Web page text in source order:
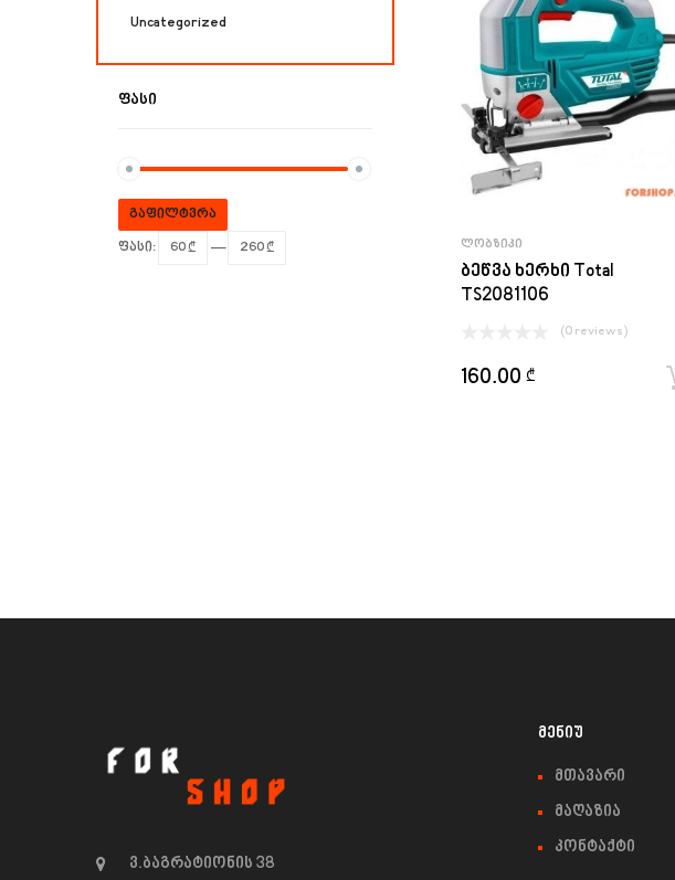
ᲚᲝᲑᲖᲘᲙᲘ
ბეწვა ხერხი Total
TS2081106
(0 reviews)
160.00 ₾
Uncategorized
ᲤᲐᲡᲘ
გაფილტვრა
ფასი: 60 ₾ — 260 ₾
ვ.ბაგრატიონის 38
ᲛᲔᲜᲘᲣ
მთავარი
მაღაზია
კონტაქტი